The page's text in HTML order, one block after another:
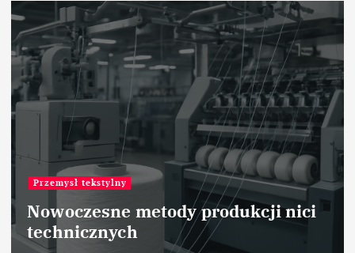
Przemysł motoryzacyjny
Nowe technologie w lakierniach
samochodowych